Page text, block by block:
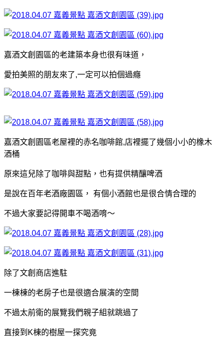
嘉酒文創園區的老建築本身也很有味道，
愛拍美照的朋友來了,一定可以拍個過癮
嘉酒文創園區老屋裡的赤名咖啡館,店裡擺了幾個小小的橡木
酒桶
原來這兒除了咖啡與甜點，也有提供精釀啤酒
是說在百年老酒廠園區， 有個小酒館也是很合情合理的
不過大家要記得開車不喝酒唷～
除了文創商店進駐
一棟棟的老房子也是很適合展演的空間
不過太前衛的展覽我們親子組就跳過了
直接到K棟的樹屋一探究竟